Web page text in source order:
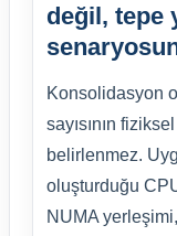
değil, tepe
Konsolidasyon
sayısının
belirlenmez.
oluşturduğu
NUMA